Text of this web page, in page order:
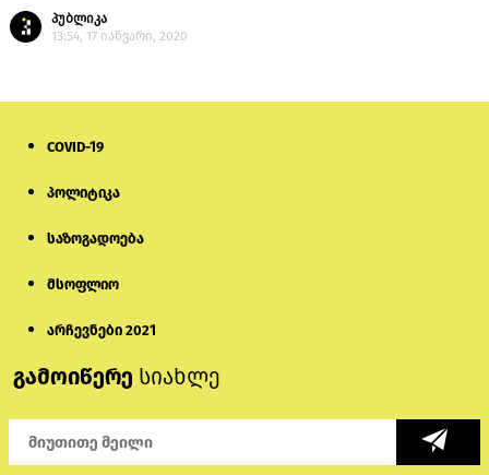
პუბლიკა
13:54, 17 იანვარი, 2020
COVID-19
პოლიტიკა
საზოგადოება
მსოფლიო
არჩევნები 2021
გამოიწერე სიახლე